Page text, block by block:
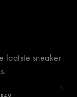
laatste sneaker